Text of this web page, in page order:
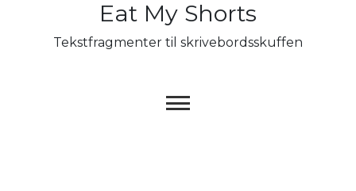
Eat My Shorts
Tekstfragmenter til skrivebordsskuffen